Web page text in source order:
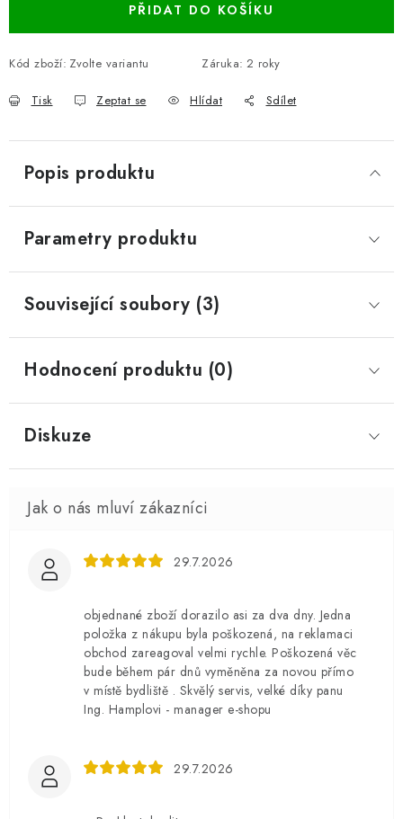
PŘIDAT DO KOŠÍKU
Kód zboží: Zvolte variantu Záruka: 2 roky
Tisk Zeptat se Hlídat Sdílet
Popis produktu
Parametry produktu
Související soubory (3)
Hodnocení produktu (0)
Diskuze
29.7.2026
objednané zboží dorazilo asi za dva dny. Jedna
položka z nákupu byla poškozená, na reklamaci
obchod zareagoval velmi rychle. Poškozená věc
bude během pár dnů vyměněna za novou přímo
v místě bydliště . Skvělý servis, velké díky panu
Ing. Hamplovi - manager e-shopu
29.7.2026